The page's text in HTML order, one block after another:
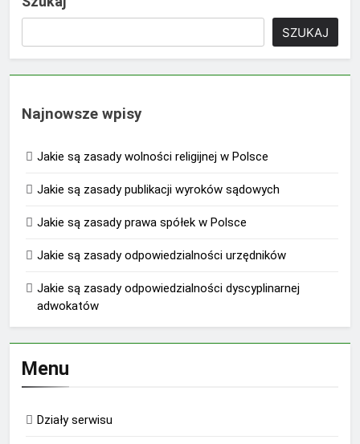
SZUKAJ
Najnowsze wpisy
Jakie są zasady wolności religijnej w Polsce
Jakie są zasady publikacji wyroków sądowych
Jakie są zasady prawa spółek w Polsce
Jakie są zasady odpowiedzialności urzędników
Jakie są zasady odpowiedzialności dyscyplinarnej
adwokatów
Menu
Działy serwisu